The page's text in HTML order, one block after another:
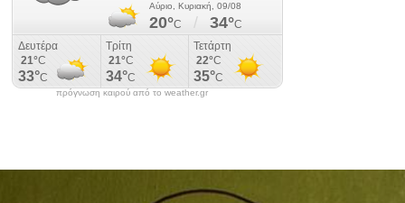
πρόγνωση καιρού από το weather.gr